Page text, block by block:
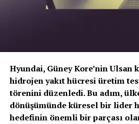
Hyundai, Güney Kore’nin Ulsan
hidrojen yakıt hücresi üretim
törenini düzenledi. Bu adım,
dönüşümünde küresel bir lider
hedefinin önemli bir parçası